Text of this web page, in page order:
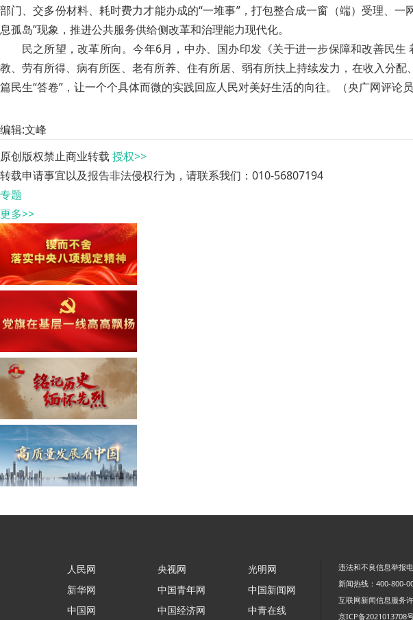
部门、交多份材料、耗时费力才能办成的“一堆事”，打包整合成一窗（端）受理、
息孤岛”现象，推进公共服务供给侧改革和治理能力现代化。
民之所望，改革所向。今年6月，中办、国办印发《关于进一步保障和改善民
教、劳有所得、病有所医、老有所养、住有所居、弱有所扶上持续发力，在收入分
篇民生“答卷”，让一个个具体而微的实践回应人民对美好生活的向往。（央广网评论员
编辑:文峰
原创版权禁止商业转载 授权>>
转载申请事宜以及报告非法侵权行为，请联系我们：010-56807194
专题
更多>>
人民网
新华网
中国网
央视网
中国青年网
中国经济网
光明网
中国新闻网
中青在线
违法和不良信息举报
新闻热线：400-800-
互联网新闻信息服务
京ICP备2021013708